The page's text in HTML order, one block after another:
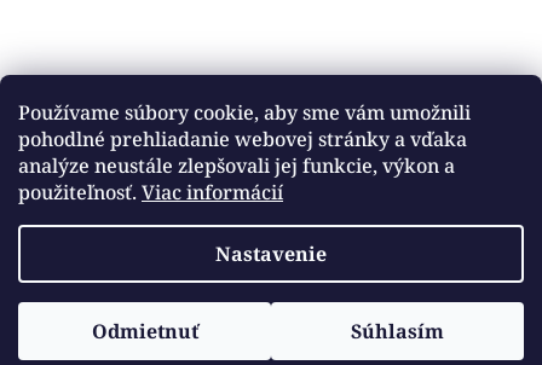
Používame súbory cookie, aby sme vám umožnili
pohodlné prehliadanie webovej stránky a vďaka
analýze neustále zlepšovali jej funkcie, výkon a
použiteľnosť. Viac informácií
Nastavenie
Odmietnuť Súhlasím
Sledovať na Instagrame
Facebook
Vytvoril ShoptetCopyright 2026
. Všetky práva vyhradené.
Upraviť nastavenie cookies